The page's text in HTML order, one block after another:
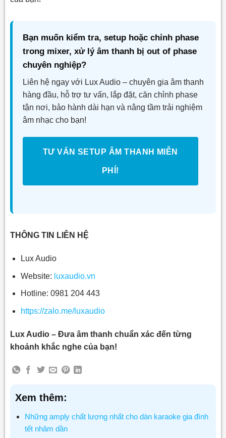
Bạn muốn kiểm tra, setup hoặc chỉnh phase
trong mixer, xử lý âm thanh bị out of phase
chuyên nghiệp?
Liên hệ ngay với Lux Audio – chuyên gia âm thanh
hàng đầu, hỗ trợ tư vấn, lắp đặt, căn chỉnh phase
tận nơi, bảo hành dài hạn và nâng tầm trải nghiệm
âm nhạc cho bạn!
TƯ VẤN SETUP ÂM THANH MIỄN
PHÍ!
THÔNG TIN LIÊN HỆ
Lux Audio
Website: luxaudio.vn
Hotline: 0981 204 443
https://zalo.me/luxaudio
Lux Audio – Đưa âm thanh chuẩn xác đến từng
khoảnh khắc nghe của bạn!
Xem thêm:
Những amply chất lượng nhất cho dàn karaoke gia đình
tết nhâm dần